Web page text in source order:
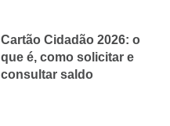
Cartão Cidadão 2026: o
que é, como solicitar e
consultar saldo